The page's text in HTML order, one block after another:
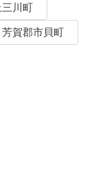
川町
芳賀郡市貝町